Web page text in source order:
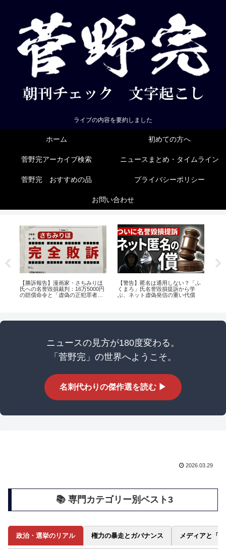
ライブの内容を要約しました
ホーム 初めての方へ
菅野完アーカイブ検索 ニュースまとめ・タイムライン
菅野完 おすすめの品 プライバシーポリシー
お問い合わせ
【勝訴報告】漫画家・さちみりほ
氏への名誉毀損裁判：16万5000円
の賠償命令と「虚偽の正犯罪者扱
【警告】匿名は通用しない？「ふ
くまろ」氏名誉毀損提訴から学
ぶ、ネット虚偽発信の重い代償
ニュースの見方が180度変わる。
「菅野完」の世界へようこそ。
名刺代わりの傑作選を読む ▶
2026.03.29
📚 専門カテゴリー別ベスト3
政治・選挙のリアル 権力の暴走とガバナンス メディアと「